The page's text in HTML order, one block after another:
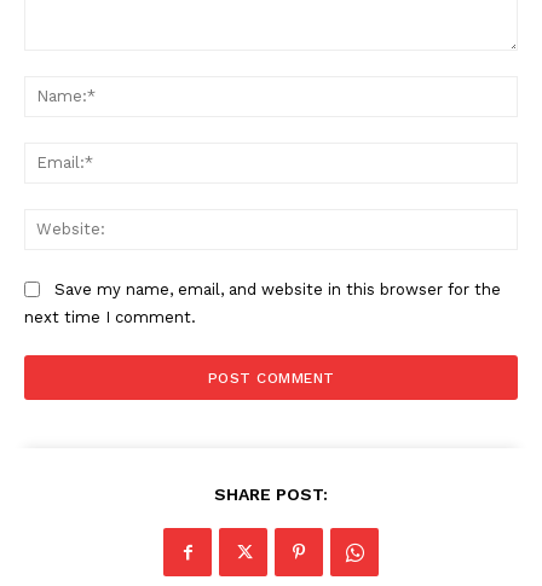
Save my name, email, and website in this browser for the
next time I comment.
SHARE POST: